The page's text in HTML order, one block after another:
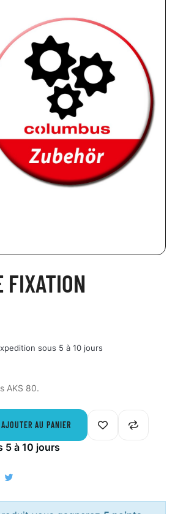
FIXATION
sous 5 à 10 jours
AKS 80.
AJOUTER AU PANIER
5 à 10 jours